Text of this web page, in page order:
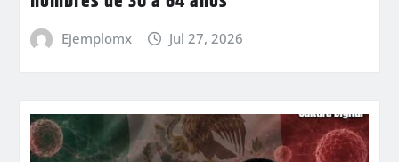
Ejemplomx Jul 27, 2026